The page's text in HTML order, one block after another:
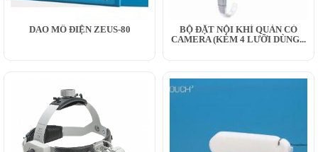
DAO MỔ ĐIỆN ZEUS-80
BỘ ĐẶT NỘI KHÍ QUẢN CÓ
CAMERA (KÈM 4 LƯỠI DÙNG...